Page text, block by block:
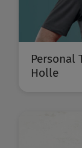
Personal
Holle